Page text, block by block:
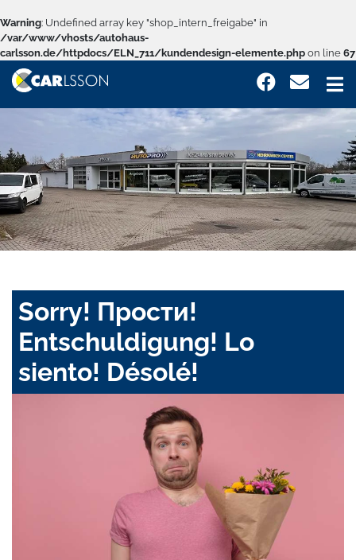
Warning: Undefined array key "shop_intern_freigabe" in
/var/www/vhosts/autohaus-
carlsson.de/httpdocs/ELN_711/kundendesign-elemente.php on line 67
Sorry! Прости!
Entschuldigung! Lo
siento! Désolé!